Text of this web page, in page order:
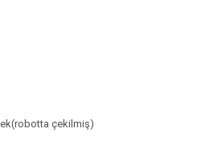
çekilmiş)